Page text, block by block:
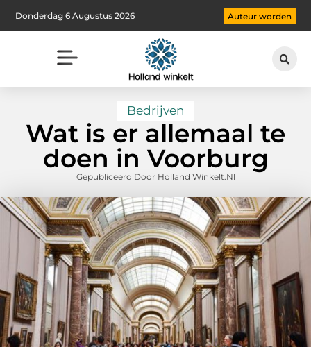
Donderdag 6 Augustus 2026 Auteur worden
Bedrijven
Wat is er allemaal te
doen in Voorburg
Gepubliceerd Door Holland Winkelt.nl